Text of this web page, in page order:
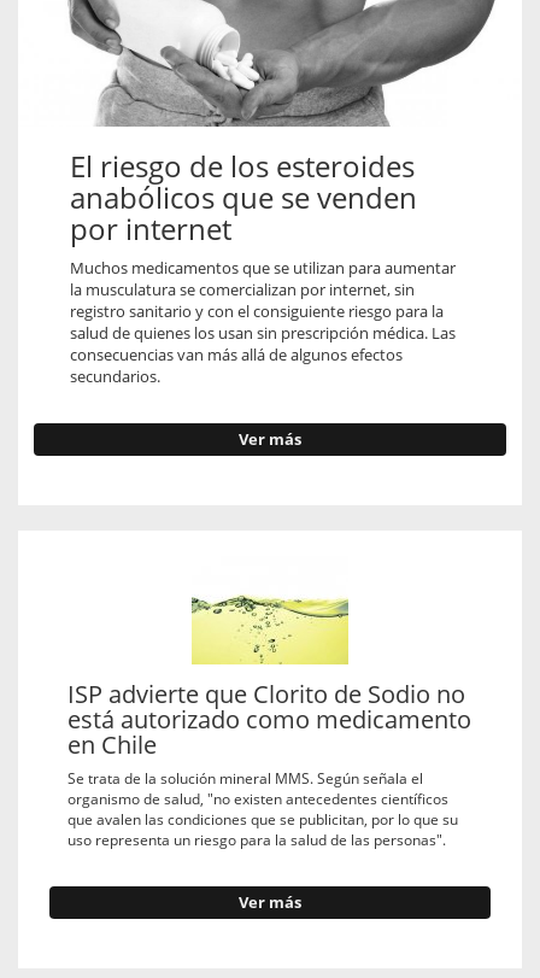
El riesgo de los esteroides
anabólicos que se venden
por internet
Muchos medicamentos que se utilizan para aumentar
la musculatura se comercializan por internet, sin
registro sanitario y con el consiguiente riesgo para la
salud de quienes los usan sin prescripción médica. Las
consecuencias van más allá de algunos efectos
secundarios.
Ver más
ISP advierte que Clorito de Sodio no
está autorizado como medicamento
en Chile
Se trata de la solución mineral MMS. Según señala el
organismo de salud, "no existen antecedentes científicos
que avalen las condiciones que se publicitan, por lo que su
uso representa un riesgo para la salud de las personas".
Ver más